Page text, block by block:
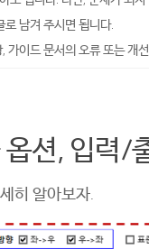
남겨 주시면 됩니다.
가이드 문서의 오류 또는 개
션, 입력/
히 알아보자.